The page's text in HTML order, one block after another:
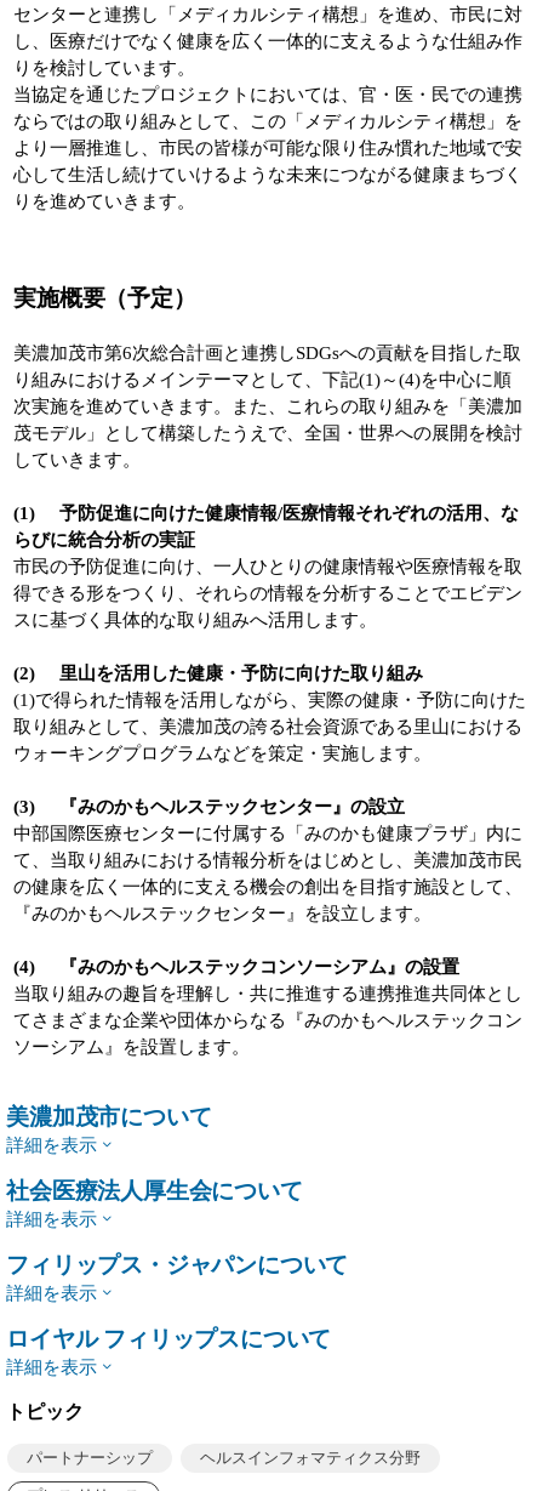
センターと連携し「メディカルシティ構想」を進め、市民に対
し、医療だけでなく健康を広く一体的に支えるような仕組み作
りを検討しています。
当協定を通じたプロジェクトにおいては、官・医・民での連携
ならではの取り組みとして、この「メディカルシティ構想」を
より一層推進し、市民の皆様が可能な限り住み慣れた地域で安
心して生活し続けていけるような未来につながる健康まちづく
りを進めていきます。
実施概要（予定）
美濃加茂市第6次総合計画と連携しSDGsへの貢献を目指した取
り組みにおけるメインテーマとして、下記(1)～(4)を中心に順
次実施を進めていきます。また、これらの取り組みを「美濃加
茂モデル」として構築したうえで、全国・世界への展開を検討
していきます。
(1) 予防促進に向けた健康情報/医療情報それぞれの活用、な
らびに統合分析の実証
市民の予防促進に向け、一人ひとりの健康情報や医療情報を取
得できる形をつくり、それらの情報を分析することでエビデン
スに基づく具体的な取り組みへ活用します。
(2) 里山を活用した健康・予防に向けた取り組み
(1)で得られた情報を活用しながら、実際の健康・予防に向けた
取り組みとして、美濃加茂の誇る社会資源である里山における
ウォーキングプログラムなどを策定・実施します。
(3) 『みのかもヘルステックセンター』の設立
中部国際医療センターに付属する「みのかも健康プラザ」内に
て、当取り組みにおける情報分析をはじめとし、美濃加茂市民
の健康を広く一体的に支える機会の創出を目指す施設として、
『みのかもヘルステックセンター』を設立します。
(4) 『みのかもヘルステックコンソーシアム』の設置
当取り組みの趣旨を理解し・共に推進する連携推進共同体とし
てさまざまな企業や団体からなる『みのかもヘルステックコン
ソーシアム』を設置します。
美濃加茂市について
詳細を表示
社会医療法人厚生会について
詳細を表示
フィリップス・ジャパンについて
詳細を表示
ロイヤル フィリップスについて
詳細を表示
トピック
パートナーシップ ヘルスインフォマティクス分野